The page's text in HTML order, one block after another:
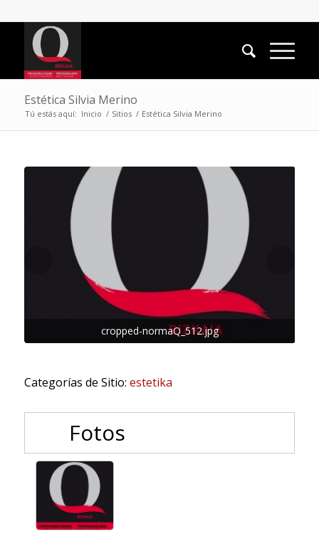
Estética Silvia Merino
Tú estás aquí: Inicio / Sitios / Estética Silvia Merino
cropped-normaQ_512.jpg
Categorías de Sitio: estetika
Fotos